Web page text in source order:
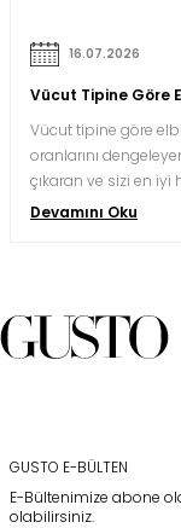
16.07.2026
Vücut Tipine Göre
Vücut tipine göre
oranlarını
çıkaran ve sizi en
yapmak için oldukça
Devamını Oku
GUSTO E-BÜLTEN
E-Bültenimize abone
olabilirsiniz.